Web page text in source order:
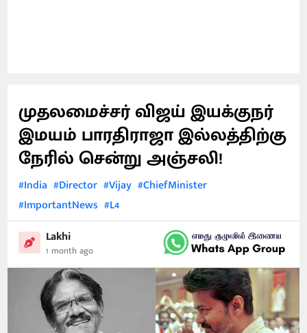
முதலமைச்சர் விஜய் இயக்குநர்
இமயம் பாரதிராஜா இல்லத்திற்கு
நேரில் சென்று அஞ்சலி!
#India #Director #Vijay #ChiefMinister
#ImportantNews #L4
Lakhi
1 month ago